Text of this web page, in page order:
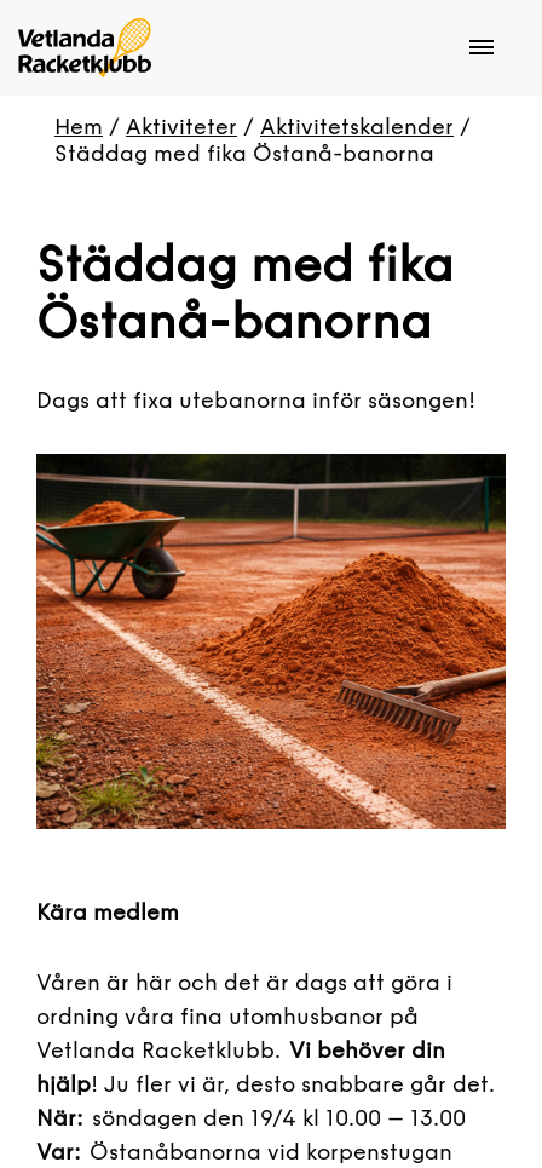
Hem / Aktiviteter / Aktivitetskalender /
Städdag med fika Östanå-banorna
Städdag med fika
Östanå-banorna
Dags att fixa utebanorna inför säsongen!
Kära medlem
Våren är här och det är dags att göra i
ordning våra fina utomhusbanor på
Vetlanda Racketklubb. Vi behöver din
hjälp! Ju fler vi är, desto snabbare går det.
När: söndagen den 19/4 kl 10.00 – 13.00
Var: Östanåbanorna vid korpenstugan